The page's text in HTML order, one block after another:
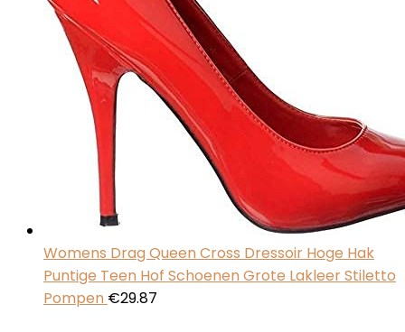
Womens Drag Queen Cross Dressoir Hoge Hak
Puntige Teen Hof Schoenen Grote Lakleer Stiletto
Pompen €29.87